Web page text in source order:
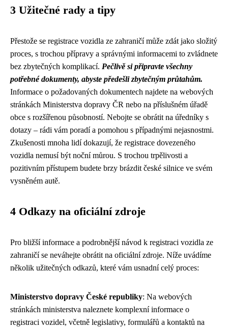
3 Užitečné rady a tipy
Přestože se registrace vozidla ze zahraničí může zdát jako složitý
proces, s trochou přípravy a správnými informacemi to zvládnete
bez zbytečných komplikací. Pečlivě si připravte všechny
potřebné dokumenty, abyste předešli zbytečným průtahům.
Informace o požadovaných dokumentech najdete na webových
stránkách Ministerstva dopravy ČR nebo na příslušném úřadě
obce s rozšířenou působností. Nebojte se obrátit na úředníky s
dotazy – rádi vám poradí a pomohou s případnými nejasnostmi.
Zkušenosti mnoha lidí dokazují, že registrace dovezeného
vozidla nemusí být noční můrou. S trochou trpělivosti a
pozitivním přístupem budete brzy brázdit české silnice ve svém
vysněném autě.
4 Odkazy na oficiální zdroje
Pro bližší informace a podrobnější návod k registraci vozidla ze
zahraničí se neváhejte obrátit na oficiální zdroje. Níže uvádíme
několik užitečných odkazů, které vám usnadní celý proces:
Ministerstvo dopravy České republiky: Na webových
stránkách ministerstva naleznete komplexní informace o
registraci vozidel, včetně legislativy, formulářů a kontaktů na